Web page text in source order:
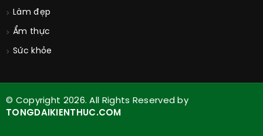
Làm đẹp
Ẩm thực
Sức khỏe
© Copyright 2026. All Rights Reserved by
TONGDAIKIENTHUC.COM